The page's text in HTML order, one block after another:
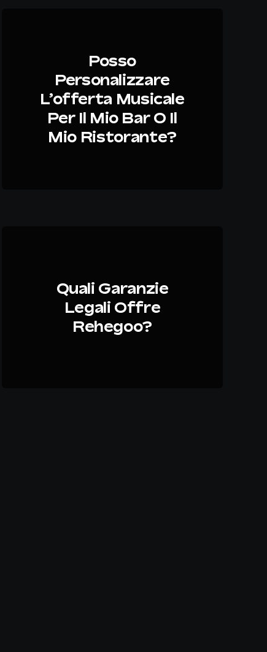
Posso
Personalizzare
L’offerta Musicale
Per Il Mio Bar O Il
Mio Ristorante?
Quali Garanzie
Legali Offre
Rehegoo?